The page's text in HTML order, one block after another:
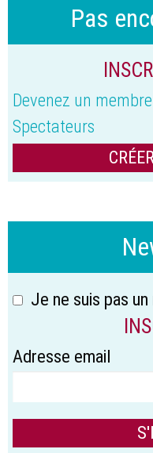
Pas
Devenez un
Spectateurs
Je ne suis pas
Adresse email